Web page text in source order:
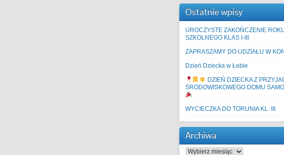
Ostatnie wpisy
UROCZYSTE ZAKOŃCZENIE
SZKOLNEGO KLAS I-III
ZAPRASZAMY DO UDZIAŁU W
Dzień Dziecka w Łebie
DZIEŃ DZIECKA Z
ŚRODOWISKOWEGO DOMU
WYCIECZKA DO TORUNIA KL. III
Archiwa
Archiwa